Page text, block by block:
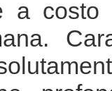
a costo